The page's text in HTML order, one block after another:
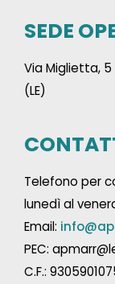
SEDE
Via Miglietta, 5
(LE)
Telefono per
lunedì al
Email:
PEC:
C.F.: